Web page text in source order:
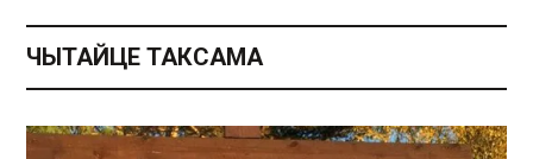
ЧЫТАЙЦЕ ТАКСАМА